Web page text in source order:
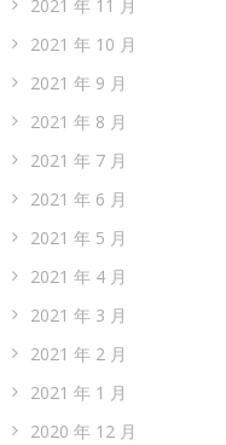
2021 年 11 月
2021 年 10 月
2021 年 9 月
2021 年 8 月
2021 年 7 月
2021 年 6 月
2021 年 5 月
2021 年 4 月
2021 年 3 月
2021 年 2 月
2021 年 1 月
2020 年 12 月